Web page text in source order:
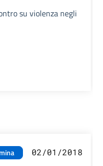
su violenza negli
02/01/2018